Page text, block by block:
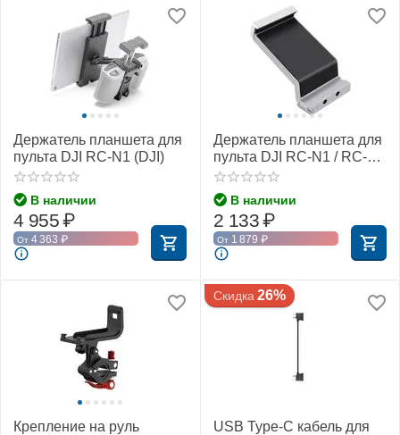
Держатель планшета для
пульта DJI RC-N1 (DJI)
В наличии
4 955₽
От 4 363 ₽
Держатель планшета для
пульта DJI RC-N1 / RC-N2
/ RC-N3 (YX)
В наличии
2 133₽
От 1 879 ₽
Крепление на руль
Скидка 26%
USB Type-C кабель для